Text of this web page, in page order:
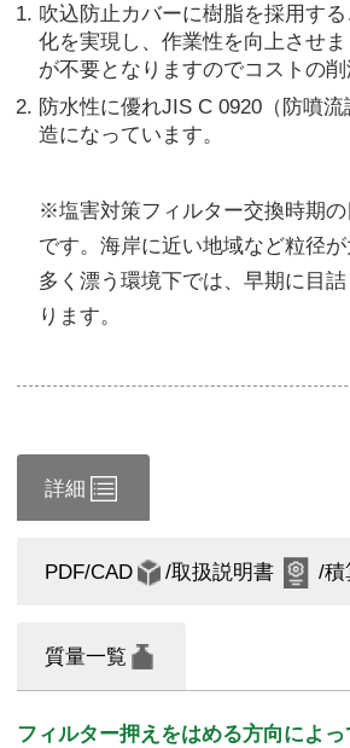
吹込防止カバーに樹脂を採用す
化を実現し、作業性を向上させ
が不要となりますのでコストの削
防水性に優れJIS C 0920（防噴
造になっています。
※塩害対策フィルター交換時期
です。海岸に近い地域など粒径
多く漂う環境下では、早期に目
ります。
詳細
PDF/CAD /取扱説明書 /積
質量一覧
フィルター押えをはめる方向によっ